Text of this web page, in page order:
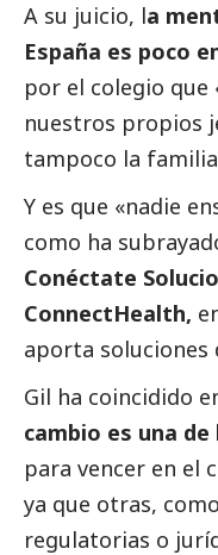
A su juicio, la
España es poco
por el colegio que
nuestros propios
tampoco la
Y es que «nadie
como ha
Conéctate
ConnectHealth,
aporta soluciones
Gil ha coincidido
cambio es una
para vencer en el
ya que otras,
regulatorias o